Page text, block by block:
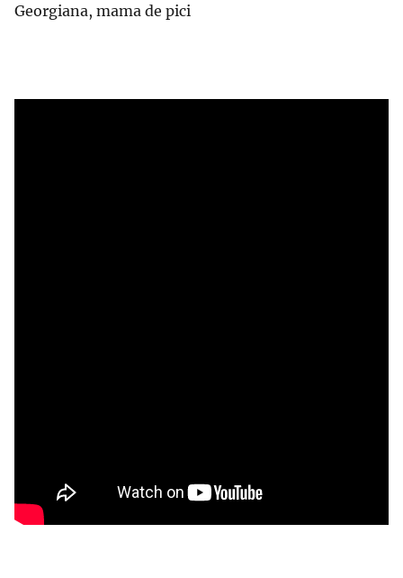
Georgiana, mama de pici